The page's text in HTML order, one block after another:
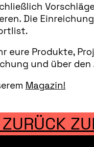
Die
eure Produkte,
und über
Magazin!